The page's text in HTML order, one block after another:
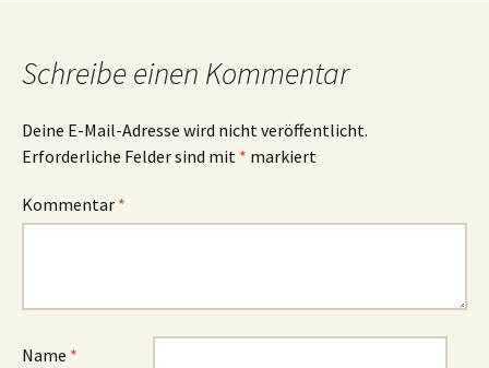
Schreibe einen Kommentar
Deine E-Mail-Adresse wird nicht veröffentlicht.
Erforderliche Felder sind mit * markiert
Kommentar *
Name *